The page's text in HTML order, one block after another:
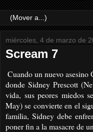
miércoles, 4 de marzo de
Scream 7
Cuando un nuevo asesino
donde Sidney Prescott
vida, sus peores miedos
May) se convierte en el
familia, Sidney debe
poner fin a la masacre de